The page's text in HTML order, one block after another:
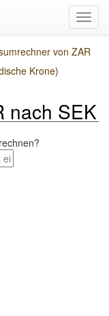
von ZAR
Krone)
nach SEK